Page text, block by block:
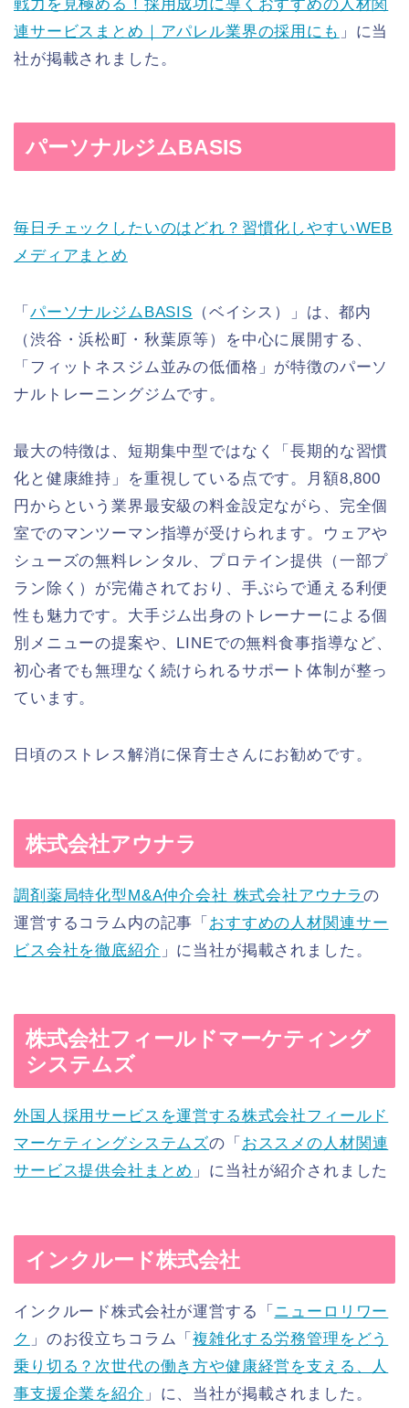
戦力を見極める！採用成功に導くおすすめの人材関
連サービスまとめ｜アパレル業界の採用にも 」に当
社が掲載されました。
パーソナルジムBASIS
毎日チェックしたいのはどれ？ 習慣化しやすいWEB
メディアまとめ
「 パーソナルジムBASIS （ベイシス）」は、都内
（渋谷・浜松町・秋葉原等）を中心に展開する、
「フィットネスジム並みの低価格」が特徴のパーソ
ナルトレーニングジムです。
最大の特徴は、短期集中型ではなく「長期的な習慣
化と健康維持」を重視している点です。月額8,800
円からという業界最安級の料金設定ながら、完全個
室でのマンツーマン指導が受けられます。ウェアや
シューズの無料レンタル、プロテイン提供（一部プ
ラン除く）が完備されており、手ぶらで通える利便
性も魅力です。大手ジム出身のトレーナーによる個
別メニューの提案や、LINEでの無料食事指導など、
初心者でも無理なく続けられるサポート体制が整っ
ています。
日頃のストレス解消に保育士さんにお勧めです。
株式会社アウナラ
調剤薬局特化型M&A仲介会社 株式会社アウナラの
運営するコラム内の記事「 おすすめの 人材関連サー
ビス会社を徹底紹介 」に当社が掲載されました。
株式会社フィールドマーケティング
システムズ
外国人採用サービスを運営する株式会社フィールド
マーケティングシステムズの「 おススメの人材関連
サービス提供会社まとめ 」 に当社が紹介されました
インクルード株式会社
インクルード株式会社が運営する「 ニューロリワー
ク 」 のお役立ちコラム「複雑化する労務管理をどう
乗り切る？ 次世代の働き方や健康経営を支える、人
事支援企業を紹介 」に、 当社が掲載されました。